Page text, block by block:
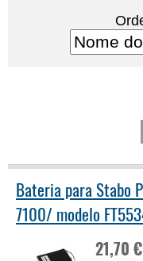
Bateria para Stabo
7100/ modelo
21,70